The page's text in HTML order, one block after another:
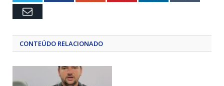
Email
CONTEÚDO RELACIONADO